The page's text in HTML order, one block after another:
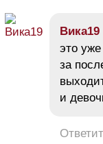
Вика19
это
за
и